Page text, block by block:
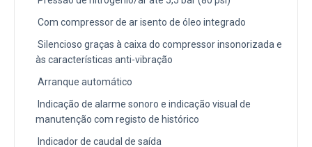
Com compressor de ar isento de óleo integrado
Silencioso graças à caixa do compressor insonorizada e
às características anti-vibração
Arranque automático
Indicação de alarme sonoro e indicação visual de
manutenção com registo de histórico
Indicador de caudal de saída